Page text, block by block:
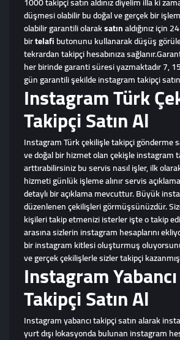
düşmesi olabilir bu doğal ve gerçek bir
olabilir garantili olaraksatınaldığınız için
birtelafibutonunu kullanarak düşüş
tekrardan takipçi hesabınıza
her birinde garanti süresi yazmaktadır 7,
gün garantili şekilde instagram takipçi
Instagram Türk
Takipçi Satın Al
Instagram Türk çekilişle takipçi gönderme
ve doğal bir hizmet olan çekişle instagram
arttırabilirsiniz bu servis nasıl işler, ilk
hizmeti günlük işleme alınır servis
detaylı bir açıklama mevcuttur. Büyük
düzenlenen çekilişleri görmüşsünüzdür.
kişileri takip etmenizi isterler işte o takip
arasına sizlerin instagram hesaplarını
bir instagram kitlesi oluşturmuş
ve gerçek çekilişlerle sizler takipçi
Instagram
Takipçi Satın Al
Instagram yabancı takipçi satın alarak
yurt dışı lokasyonda bulunan instagram